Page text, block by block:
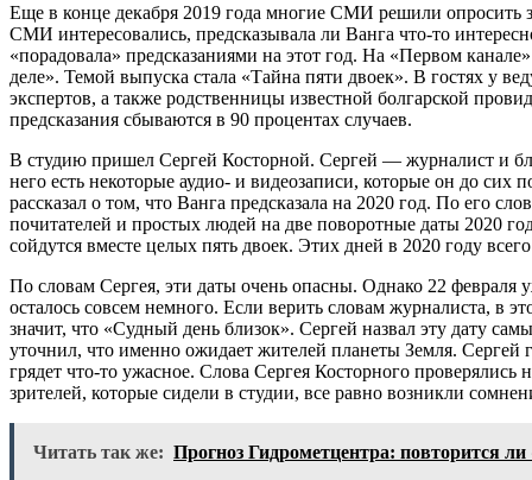
Еще в конце декабря 2019 года многие СМИ решили опросить
СМИ интересовались, предсказывала ли Ванга что-то
«порадовала» предсказаниями на этот год. На «Первом
деле». Темой выпуска стала «Тайна пяти двоек». В гостях у
экспертов, а также родственницы известной болгарской
предсказания сбываются в 90 процентах случаев.
В студию пришел Сергей Косторной. Сергей — журналист и
него есть некоторые аудио- и видеозаписи, которые он до
рассказал о том, что Ванга предсказала на 2020 год. По его
почитателей и простых людей на две поворотные даты 2020
сойдутся вместе целых пять двоек. Этих дней в 2020 году
По словам Сергея, эти даты очень опасны. Однако 22 февраля
осталось совсем немного. Если верить словам журналиста, в
значит, что «Судный день близок». Сергей назвал эту дату
уточнил, что именно ожидает жителей планеты Земля. Сергей
грядет что-то ужасное. Слова Сергея Косторного
зрителей, которые сидели в студии, все равно возникли
Читать так же: Прогноз Гидрометцентра: повторится